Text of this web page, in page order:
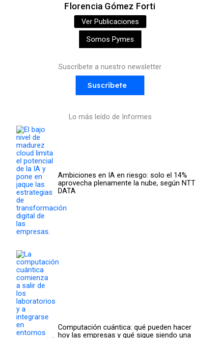
Florencia Gómez Forti
Ver Publicaciones
Somos Pymes
Suscríbete a nuestro newsletter
Suscríbete
Lo más leído de Informes
Ambiciones en IA en riesgo: solo el 14%
aprovecha plenamente la nube, según NTT
DATA
Computación cuántica: qué pueden hacer
hoy las empresas y qué sigue siendo una